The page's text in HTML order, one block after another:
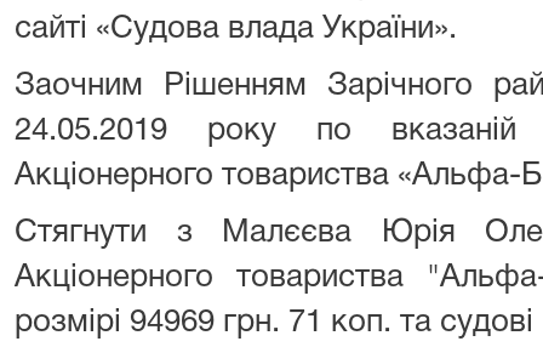
сайті «Судова влада України».
Заочним Рішенням Зарічного
24.05.2019 року по вказаній
Акціонерного товариства «Альфа-
Стягнути з Малєєва Юрія
Акціонерного товариства
розмірі 94969 грн. 71 коп. та